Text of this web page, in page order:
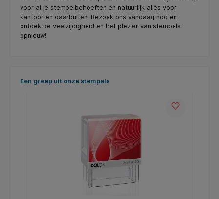
voor al je stempelbehoeften en natuurlijk alles voor
kantoor en daarbuiten. Bezoek ons vandaag nog en
ontdek de veelzijdigheid en het plezier van stempels
opnieuw!
Productgalerij overslaan
Een greep uit onze stempels